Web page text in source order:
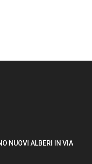
NUOVI ALBERI IN VIA